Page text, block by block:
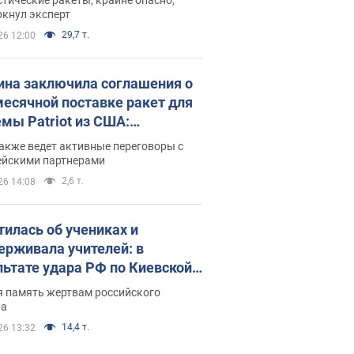
эксперт
12:00 29,7 т.
заключила соглашения о
поставке ракет для
Patriot из США:
раскрыл подробности
ведет активные переговоры с
партнерами
14:08 2,6 т.
об учениках и
учителей: в
удара РФ по Киевской
погибли директор
лицея, её муж и внук
память жертвам российского
13:32 14,4 т.